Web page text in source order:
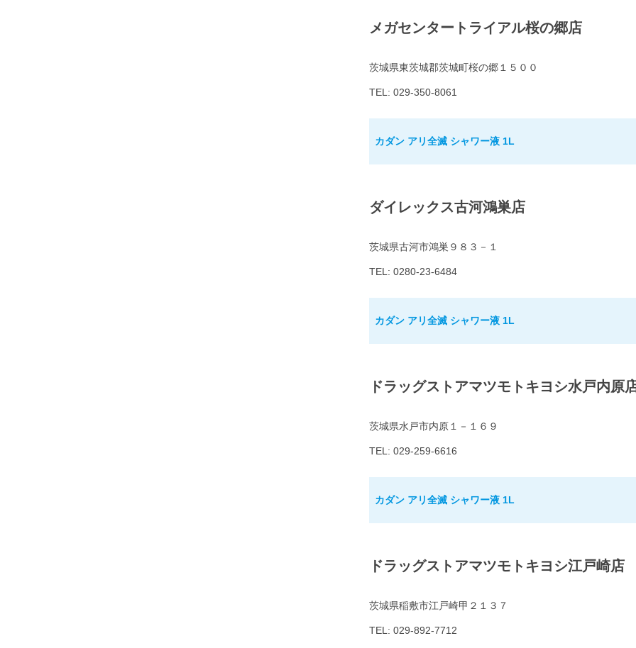
メガセンタートライアル桜の郷店
茨城県東茨城郡茨城町桜の郷１５００
TEL: 029-350-8061
カダン アリ全滅 シャワー液 1L
ダイレックス古河鴻巣店
茨城県古河市鴻巣９８３－１
TEL: 0280-23-6484
カダン アリ全滅 シャワー液 1L
ドラッグストアマツモトキヨシ水戸内原
茨城県水戸市内原１－１６９
TEL: 029-259-6616
カダン アリ全滅 シャワー液 1L
ドラッグストアマツモトキヨシ江戸崎店
茨城県稲敷市江戸崎甲２１３７
TEL: 029-892-7712